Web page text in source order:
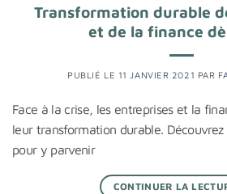
Transformation durable
et de la finance
PUBLIÉ LE 11 JANVIER 2021 PAR
Face à la crise, les entreprises et la
leur transformation durable. Découvrez
pour y parvenir
CONTINUER LA